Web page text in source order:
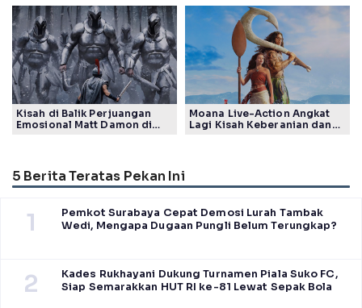
Generasi
Tuai Pujian Banyak Pihak
Kisah di Balik Perjuangan
Emosional Matt Damon di
Moana Live-Action Angkat
Lagi Kisah Keberanian dan
5 Berita Teratas Pekan Ini
1
Pemkot Surabaya Cepat Demosi Lurah Tambak
Wedi, Mengapa Dugaan Pungli Belum Terungkap?
2
Kades Rukhayani Dukung Turnamen Piala Suko FC,
Siap Semarakkan HUT RI ke-81 Lewat Sepak Bola